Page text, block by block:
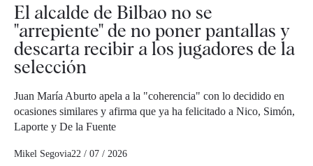
El alcalde de Bilbao no se
"arrepiente" de no poner pantallas y
descarta recibir a los jugadores de la
selección
Juan María Aburto apela a la "coherencia" con lo decidido en
ocasiones similares y afirma que ya ha felicitado a Nico, Simón,
Laporte y De la Fuente
Mikel Segovia22 / 07 / 2026